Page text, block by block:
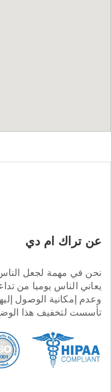
عن تراك ام دي
نحن في مهمة لجعل
يعاني الناس يوميا من
وعدم إمكانية الوصول
تأسست لتخفيف هذا